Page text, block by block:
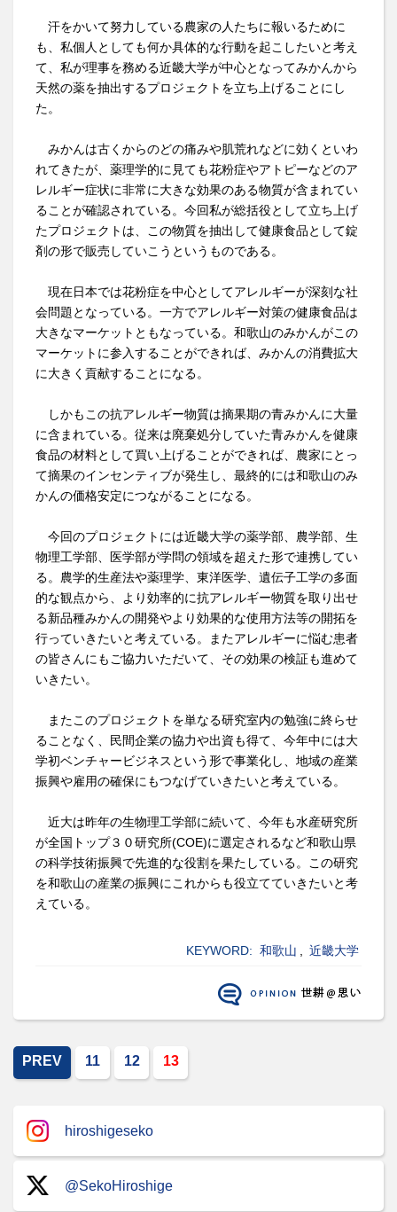
汗をかいて努力している農家の人たちに報いるために
も、私個人としても何か具体的な行動を起こしたいと考え
て、私が理事を務める近畿大学が中心となってみかんから
天然の薬を抽出するプロジェクトを立ち上げることにし
た。
みかんは古くからのどの痛みや肌荒れなどに効くといわ
れてきたが、薬理学的に見ても花粉症やアトピーなどのア
レルギー症状に非常に大きな効果のある物質が含まれてい
ることが確認されている。今回私が総括役として立ち上げ
たプロジェクトは、この物質を抽出して健康食品として錠
剤の形で販売していこうというものである。
現在日本では花粉症を中心としてアレルギーが深刻な社
会問題となっている。一方でアレルギー対策の健康食品は
大きなマーケットともなっている。和歌山のみかんがこの
マーケットに参入することができれば、みかんの消費拡大
に大きく貢献することになる。
しかもこの抗アレルギー物質は摘果期の青みかんに大量
に含まれている。従来は廃棄処分していた青みかんを健康
食品の材料として買い上げることができれば、農家にとっ
て摘果のインセンティブが発生し、最終的には和歌山のみ
かんの価格安定につながることになる。
今回のプロジェクトには近畿大学の薬学部、農学部、生
物理工学部、医学部が学問の領域を超えた形で連携してい
る。農学的生産法や薬理学、東洋医学、遺伝子工学の多面
的な観点から、より効率的に抗アレルギー物質を取り出せ
る新品種みかんの開発やより効果的な使用方法等の開拓を
行っていきたいと考えている。またアレルギーに悩む患者
の皆さんにもご協力いただいて、その効果の検証も進めて
いきたい。
またこのプロジェクトを単なる研究室内の勉強に終らせ
ることなく、民間企業の協力や出資も得て、今年中には大
学初ベンチャービジネスという形で事業化し、地域の産業
振興や雇用の確保にもつなげていきたいと考えている。
近大は昨年の生物理工学部に続いて、今年も水産研究所
が全国トップ３０研究所(COE)に選定されるなど和歌山県
の科学技術振興で先進的な役割を果たしている。この研究
を和歌山の産業の振興にこれからも役立てていきたいと考
えている。
KEYWORD: 和歌山 近畿大学
PREV 11 12 13
hiroshigeseko
@SekoHiroshige